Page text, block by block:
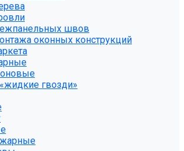
швов
оконных конструкций
гвозди»